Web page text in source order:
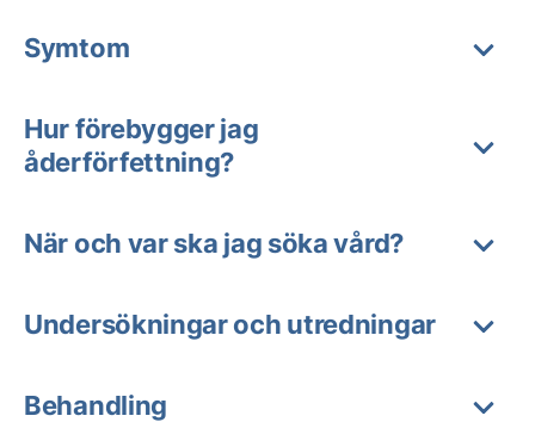
Symtom
Hur förebygger jag
åderförfettning?
När och var ska jag söka vård?
Undersökningar och utredningar
Behandling